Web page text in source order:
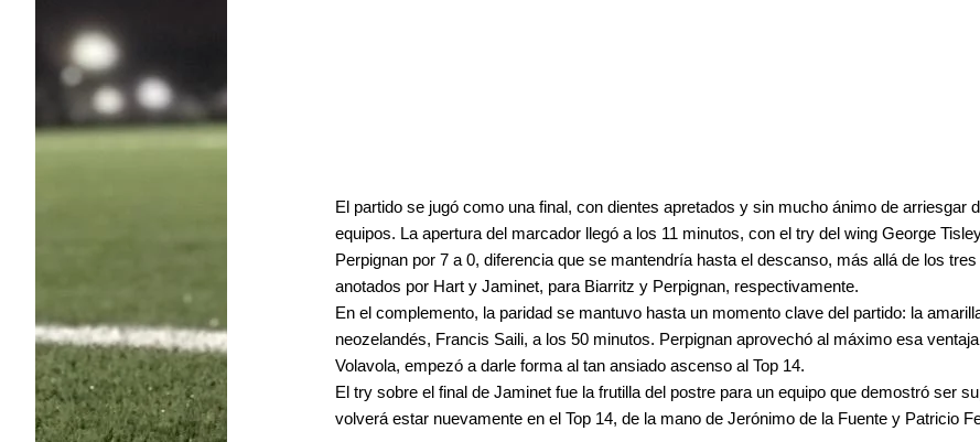
El partido se jugó como una final, con dientes apretados y sin mucho ánimo de arriesgar
equipos. La apertura del marcador llegó a los 11 minutos, con el try del wing George
Perpignan por 7 a 0, diferencia que se mantendría hasta el descanso, más allá de los
anotados por Hart y Jaminet, para Biarritz y Perpignan, respectivamente.
En el complemento, la paridad se mantuvo hasta un momento clave del partido: la
neozelandés, Francis Saili, a los 50 minutos. Perpignan aprovechó al máximo esa
Volavola, empezó a darle forma al tan ansiado ascenso al Top 14.
El try sobre el final de Jaminet fue la frutilla del postre para un equipo que demostró ser
volverá estar nuevamente en el Top 14, de la mano de Jerónimo de la Fuente y Patricio